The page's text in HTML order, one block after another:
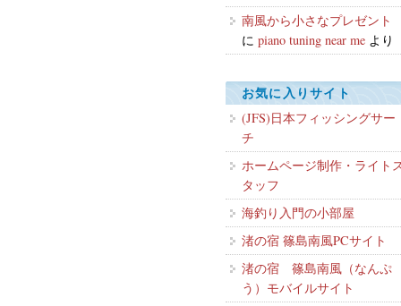
南風から小さなプレゼント
に piano tuning near me より
お気に入りサイト
(JFS)日本フィッシングサー
チ
ホームページ制作・ライト
タッフ
海釣り入門の小部屋
渚の宿 篠島南風PCサイト
渚の宿 篠島南風（なんぷ
う）モバイルサイト